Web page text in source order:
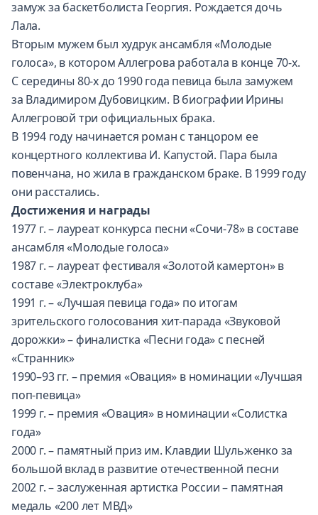
замуж за баскетболиста Георгия. Рождается дочь
Лала.
Вторым мужем был худрук ансамбля «Молодые
голоса», в котором Аллегрова работала в конце 70-х.
С середины 80-х до 1990 года певица была замужем
за Владимиром Дубовицким. В биографии Ирины
Аллегровой три официальных брака.
В 1994 году начинается роман с танцором ее
концертного коллектива И. Капустой. Пара была
повенчана, но жила в гражданском браке. В 1999 году
они расстались.
Достижения и награды
1977 г. – лауреат конкурса песни «Сочи-78» в составе
ансамбля «Молодые голоса»
1987 г. – лауреат фестиваля «Золотой камертон» в
составе «Электроклуба»
1991 г. – «Лучшая певица года» по итогам
зрительского голосования хит-парада «Звуковой
дорожки» – финалистка «Песни года» с песней
«Странник»
1990–93 гг. – премия «Овация» в номинации «Лучшая
поп-певица»
1999 г. – премия «Овация» в номинации «Солистка
года»
2000 г. – памятный приз им. Клавдии Шульженко за
большой вклад в развитие отечественной песни
2002 г. – заслуженная артистка России – памятная
медаль «200 лет МВД»